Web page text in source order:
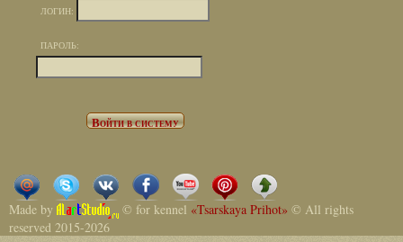
ЛОГИН:
ПАРОЛЬ:
Made by © for kennel «Tsarskaya Prihot» © All rights
reserved 2015-2026